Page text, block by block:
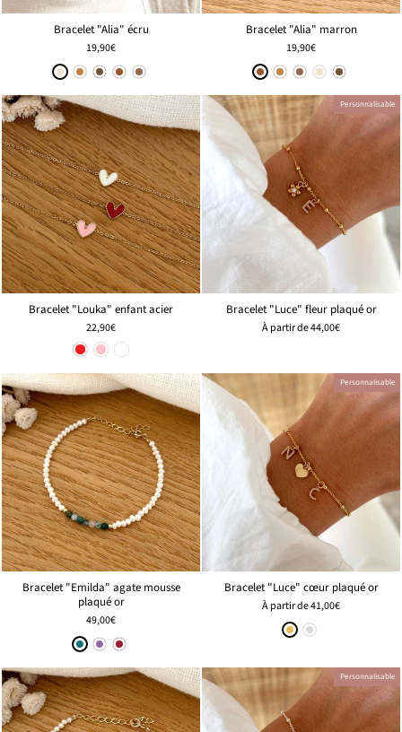
Bracelet "Alia" écru
19,90€
Bracelet "Alia" marron
19,90€
Bracelet "Louka" enfant acier
22,90€
Personnalisable
Bracelet "Luce" fleur plaqué or
À partir de44,00€
Bracelet "Emilda" agate mousse
plaqué or
49,00€
Personnalisable
Bracelet "Luce" cœur plaqué or
À partir de41,00€
Personnalisable